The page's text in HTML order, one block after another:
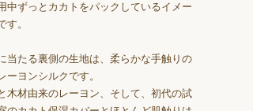
中ずっとカカトをパックしているイメー
す。
当たる裏側の生地は、柔らかな手触りの
ーヨンシルクです。
木材由来のレーヨン、そして、初代の試